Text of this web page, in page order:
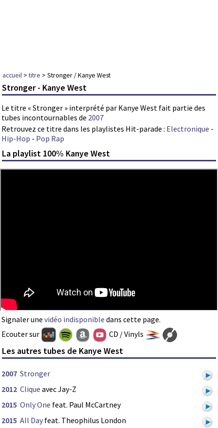
accueil >titre > Stronger / Kanye West
Stronger - Kanye West
Le titre « Stronger » interprété par Kanye West fait partie des
tubes incontournables de 2007
Retrouvez ce titre dans les playlistes Hit-parade : Electronique -
Hip-Hop - Pop Rap
La playlist 100% Kanye West
Signaler une vidéo indisponible dans cette page.
Ecouter sur
CD / Vinyls
Les autres tubes de Kanye West
2007 Stronger
2012 Clique avec Jay-Z
2015 Only One feat. Paul McCartney
2015 All Day feat. Theophilus London